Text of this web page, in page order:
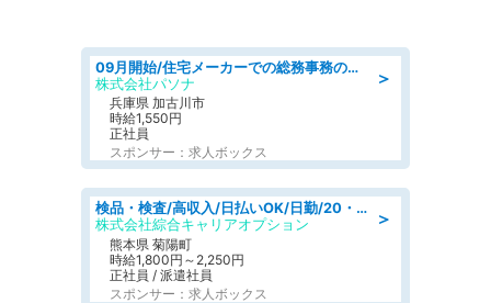
＞
09月開始/住宅メーカーでの総務事務のお仕事/駅近/車通勤可/一般事務/人事労務
株式会社パソナ
兵庫県 加古川市
時給1,550円
正社員
スポンサー：求人ボックス
＞
検品・検査/高収入/日払いOK/日勤/20・30・40代活躍中/製造 工場
株式会社綜合キャリアオプション
熊本県 菊陽町
時給1,800円～2,250円
正社員 / 派遣社員
スポンサー：求人ボックス